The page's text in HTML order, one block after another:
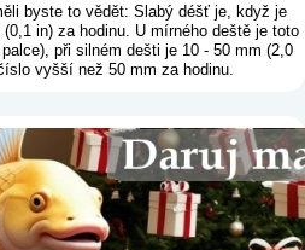
byste to vědět: Slabý déšť je, když je
in) za hodinu. U mírného deště je toto
při silném dešti je 10 - 50 mm (2,0
vyšší než 50 mm za hodinu.